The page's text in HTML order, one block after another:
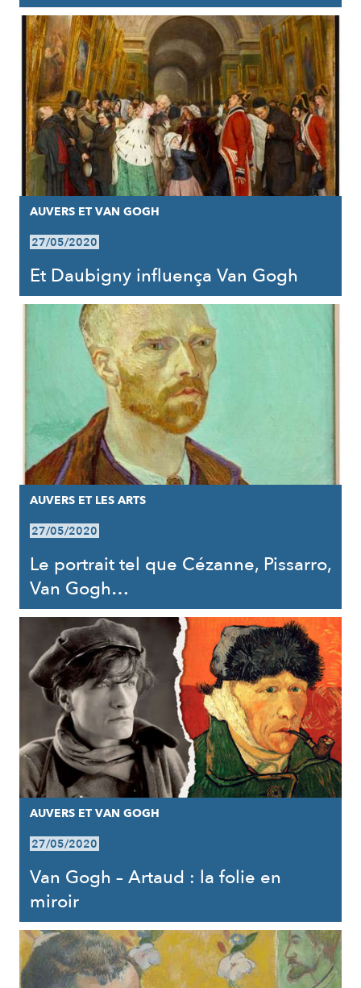
AUVERS ET VAN GOGH
27/05/2020
Et Daubigny influença Van Gogh
AUVERS ET LES ARTS
27/05/2020
Le portrait tel que Cézanne, Pissarro,
Van Gogh…
AUVERS ET VAN GOGH
27/05/2020
Van Gogh – Artaud : la folie en
miroir